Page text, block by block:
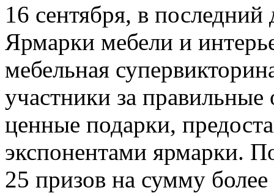
16 сентября, в последний
Ярмарки мебели и
мебельная
участники за правильные
ценные подарки,
экспонентами ярмарки.
25 призов на сумму